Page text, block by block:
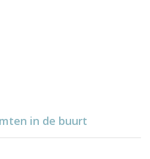
in de buurt